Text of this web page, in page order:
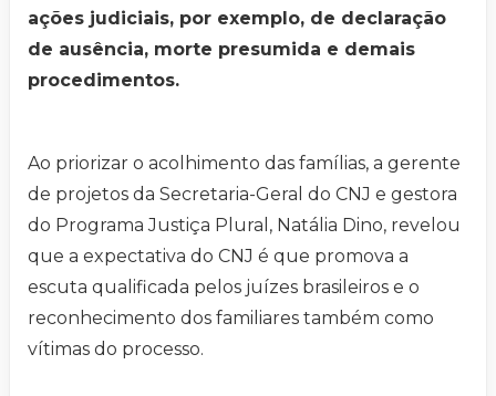
ações judiciais, por exemplo, de declaração
de ausência, morte presumida e demais
procedimentos.
Ao priorizar o acolhimento das famílias, a gerente
de projetos da Secretaria-Geral do CNJ e gestora
do Programa Justiça Plural, Natália Dino, revelou
que a expectativa do CNJ é que promova a
escuta qualificada pelos juízes brasileiros e o
reconhecimento dos familiares também como
vítimas do processo.